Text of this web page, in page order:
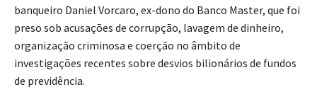
banqueiro Daniel Vorcaro, ex-dono do Banco Master, que foi
preso sob acusações de corrupção, lavagem de dinheiro,
organização criminosa e coerção no âmbito de
investigações recentes sobre desvios bilionários de fundos
de previdência.